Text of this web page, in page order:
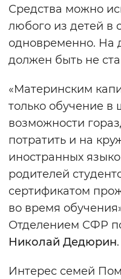
Средства можно
любого из детей в
одновременно. На
должен быть не
«Материнским
только обучение в
возможности
потратить и на
иностранных
родителей
сертификатом
во время
Отделением СФР
Николай Дедюрин.
Интерес семей